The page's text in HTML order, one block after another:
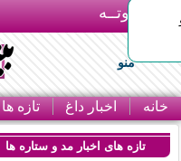
بـیتوتــه
منو
خانه اخبار داغ تازه ها
تازه های اخبار مد و ستاره ها